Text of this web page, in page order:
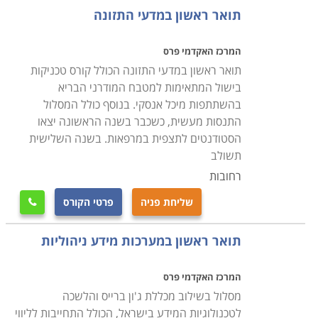
נושאים ככימיה, פיזיקה וביולוגיה על תתי הנושאים שלהם
ובוגריו משתלבים בהדרכה, מחקר ופיתוח, מעבדות, חברות
ומוסדות מחקר וגופים ממשלתיים.
ניתן ללמד מדעים בבתי הספר לאחר שילוב לימודי חינוך
והוראה עם תואר במדעים, תוך לימודי דידקטיקה ופדגוגיה
של התחום – איך ללמד מחשבים או פיזיקה או כימיה?
הסטודנטים רוכשים ידע במדעים, ידע בחינוך והדרכה כיצד
הספר הם יוקרתיים, בעיקר בכיתות הגבוהות. לימודי תעודת
הוראה בשילוב תואר במדעי החיים מקנים מגוון אפשרויות,
שכן הם מאפשרים לבחור במסגרות חינוכיות ובמקצוע
ההוראה או לעסוק בעבודה במחקר, פיתוח, גופים ירוקים,
בתחומים רבים במדעים קיימת דרישה למחקר ומבוקשים
תואר ראשון במדעי התזונה
המרכז האקדמי פרס
תואר ראשון במדעי התזונה הכולל קורס טכניקות
בישול המתאימות למטבח המודרני הבריא
בהשתתפות מיכל אנסקי. בנוסף כולל המסלול
התנסות מעשית, כשכבר בשנה הראשונה יצאו
הסטודנטים לתצפית במרפאות. בשנה השלישית
תשולב
רחובות
שליחת פניה פרטי הקורס 
תואר ראשון במערכות מידע ניהוליות
המרכז האקדמי פרס
מסלול בשילוב מכללת ג'ון ברייס והלשכה
לטכנולוגיות המידע בישראל, הכולל התחייבות לליווי